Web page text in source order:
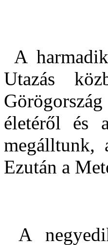
A
Utazás
életéről és
megálltunk,
Ezután a
A